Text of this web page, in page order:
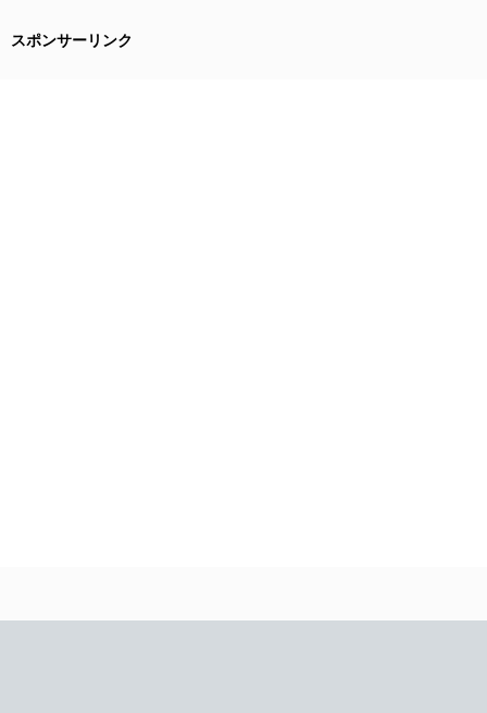
スポンサーリンク